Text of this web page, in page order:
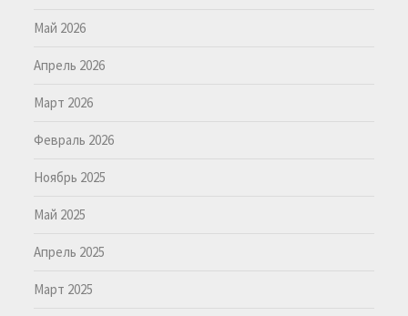
Май 2026
Апрель 2026
Март 2026
Февраль 2026
Ноябрь 2025
Май 2025
Апрель 2025
Март 2025